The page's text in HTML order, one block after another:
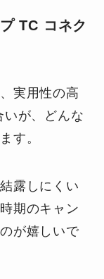
TC コネク
実用性の高
が、どんな
す。
露しにくい
期のキャン
が嬉しいで